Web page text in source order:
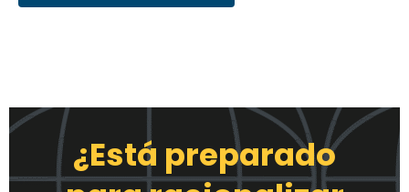
¿Está preparado